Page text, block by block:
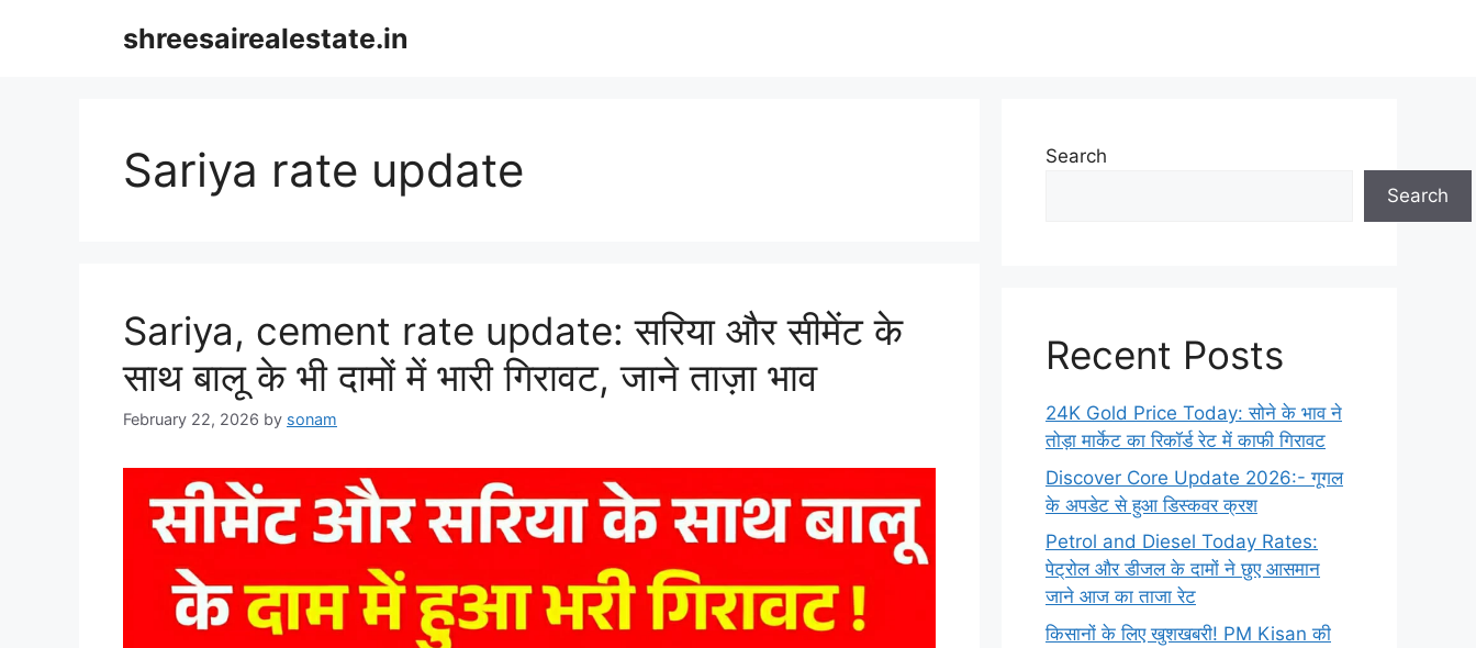
shreesairealestate.in
Sariya rate update
Sariya, cement rate update: सरिया और सीमेंट के
साथ बालू के भी दामों में भारी गिरावट, जाने ताज़ा भाव
February 22, 2026 by sonam
Search
Search
Recent Posts
24K Gold Price Today: सोने के भाव ने
तोड़ा मार्केट का रिकॉर्ड रेट में काफी गिरावट
Discover Core Update 2026:- गूगल
के अपडेट से हुआ डिस्कवर क्रश
Petrol and Diesel Today Rates:
पेट्रोल और डीजल के दामों ने छुए आसमान
जाने आज का ताजा रेट
किसानों के लिए खुशखबरी! PM Kisan की